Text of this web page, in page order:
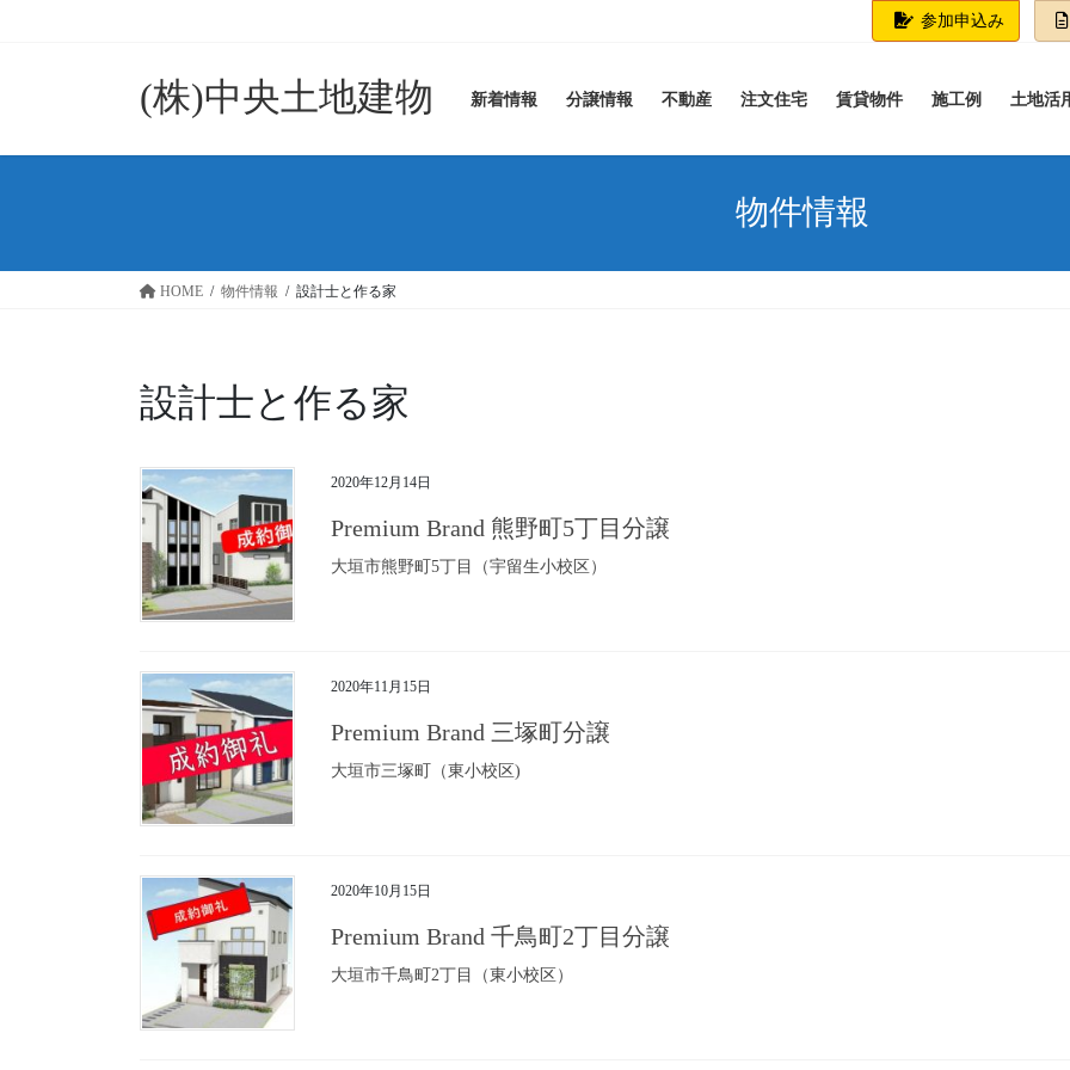
に
ョ
動
参加申込み
(株)中央土地建物 新着情報 分譲情報 不動産 注文住宅 賃貸物件 施工例 土地活
物件情報
HOME 物件情報 設計士と作る家
設計士と作る家
2020年12月14日
Premium Brand 熊野町5丁目分譲
大垣市熊野町5丁目（宇留生小校区）
2020年11月15日
Premium Brand 三塚町分譲
大垣市三塚町（東小校区)
2020年10月15日
Premium Brand 千鳥町2丁目分譲
大垣市千鳥町2丁目（東小校区）